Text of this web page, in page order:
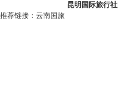
昆明国际旅行社|
推荐链接： 云南国旅